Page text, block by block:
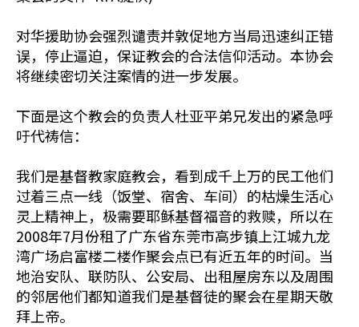
对华援助协会强烈谴责并敦促地方当局迅速纠正错
误，停止逼迫，保证教会的合法信仰活动。本协会
将继续密切关注案情的进一步发展。
下面是这个教会的负责人杜亚平弟兄发出的紧急呼
吁代祷信：
我们是基督教家庭教会，看到成千上万的民工他们
过着三点一线（饭堂、宿舍、车间）的枯燥生活心
灵上精神上，极需要耶稣基督福音的救赎，所以在
2008年7月份租了广东省东莞市高步镇上江城九龙
湾广场启富楼二楼作聚会点已有近五年的时间。当
地治安队、联防队、公安局、出租屋房东以及周围
的邻居他们都知道我们是基督徒的聚会在星期天敬
拜上帝。